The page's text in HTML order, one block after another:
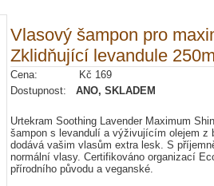
Vlasový šampon pro
Zklidňující levandule
Cena: Kč 169
Dostupnost: ANO, SKLADEM
Urtekram Soothing Lavender Maximum
šampon s levandulí a výživujícím olejem z
dodává vašim vlasům extra lesk. S
normální vlasy. Certifikováno organizací
přírodního původu a veganské.